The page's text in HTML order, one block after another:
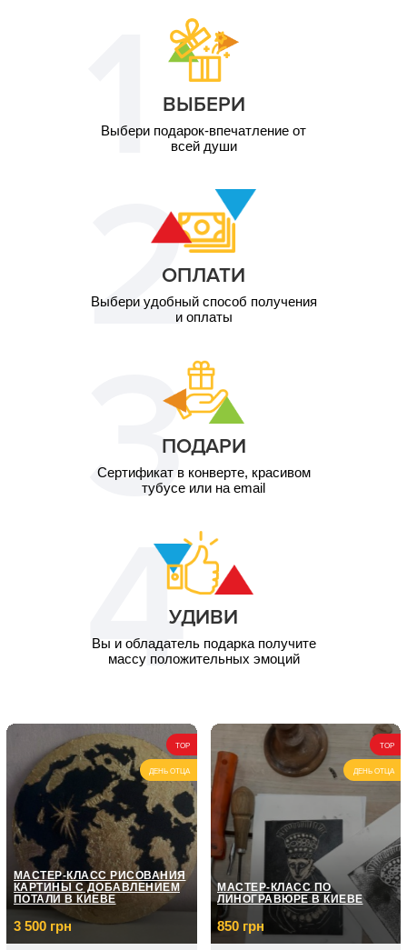
ВЫБЕРИ
Выбери подарок-впечатление от
всей души
ОПЛАТИ
Выбери удобный способ получения
и оплаты
ПОДАРИ
Сертификат в конверте, красивом
тубусе или на email
УДИВИ
Вы и обладатель подарка получите
массу положительных эмоций
TOP
ДЕНЬ ОТЦА
МАСТЕР-КЛАСС РИСОВАНИЯ
КАРТИНЫ С ДОБАВЛЕНИЕМ
ПОТАЛИ В КИЕВЕ
3 500 грн
TOP
ДЕНЬ ОТЦА
МАСТЕР-КЛАСС ПО
ЛИНОГРАВЮРЕ В КИЕВЕ
850 грн